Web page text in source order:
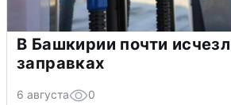
В Башкирии почти
заправках
6 августа 0